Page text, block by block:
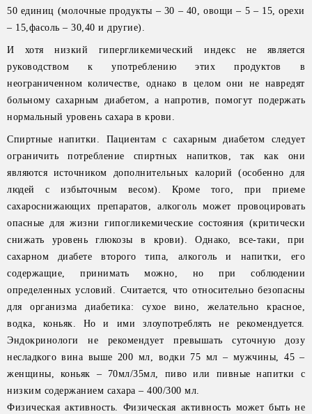
50 единиц (молочные продукты – 30 – 40, овощи – 5 – 15, орехи
– 15,фасоль – 30,40 и другие).
И хотя низкий гипергликемический индекс не является
руководством к употреблению этих продуктов в
неограниченном количестве, однако в целом они не навредят
больному сахарным диабетом, а напротив, помогут подержать
нормальный уровень сахара в крови.
Спиртные напитки. Пациентам с сахарным диабетом следует
ограничить потребление спиртных напитков, так как они
являются источником дополнительных калорий (особенно для
людей с избыточным весом). Кроме того, при приеме
сахароснижающих препаратов, алкоголь может провоцировать
опасные для жизни гипогликемические состояния (критически
снижать уровень глюкозы в крови). Однако, все-таки, при
сахарном диабете второго типа, алкоголь и напитки, его
содержащие, принимать можно, но при соблюдении
определенных условий. Считается, что относительно безопасны
для организма диабетика: сухое вино, желательно красное,
водка, коньяк. Но и ими злоупотреблять не рекомендуется.
Эндокринологи не рекомендует превышать суточную дозу
несладкого вина выше 200 мл, водки 75 мл – мужчины, 45 –
женщины, коньяк – 70мл/35мл, пиво или пивные напитки с
низким содержанием сахара – 400/300 мл.
Физическая активность. Физическая активность может быть не